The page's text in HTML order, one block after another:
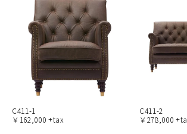
C411-1
￥162,000 +tax
C411-2
￥278,000